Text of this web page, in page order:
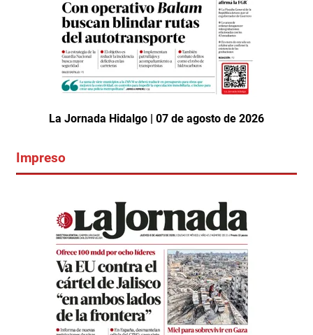
La Jornada Hidalgo | 07 de agosto de 2026
Impreso